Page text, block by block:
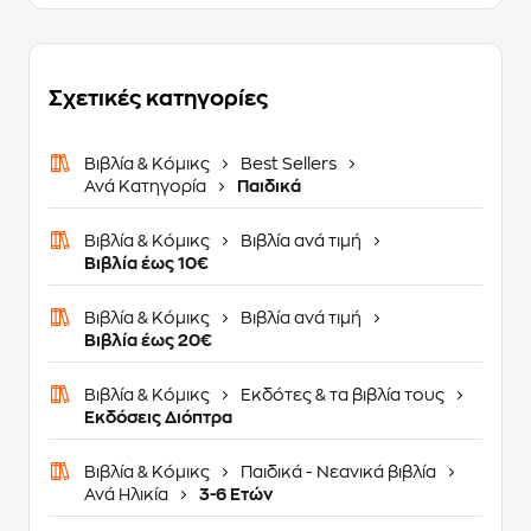
Σχετικές κατηγορίες
Βιβλία & Κόμικς
Best Sellers
Ανά Κατηγορία
Παιδικά
Βιβλία & Κόμικς
Βιβλία ανά τιμή
Βιβλία έως 10€
Βιβλία & Κόμικς
Βιβλία ανά τιμή
Βιβλία έως 20€
Βιβλία & Κόμικς
Εκδότες & τα βιβλία τους
Εκδόσεις Διόπτρα
Βιβλία & Κόμικς
Παιδικά - Νεανικά βιβλία
Ανά Ηλικία
3-6 Ετών